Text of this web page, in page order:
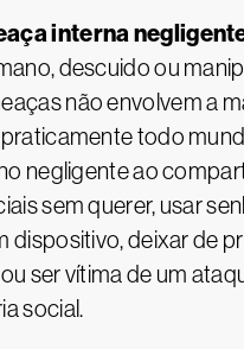
interna
descuido ou
não envolvem a
todo
negligente ao
sem querer, usar
dispositivo, deixar de
ser vítima de um
social.